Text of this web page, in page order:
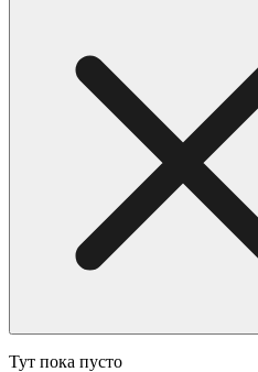
Тут пока пусто